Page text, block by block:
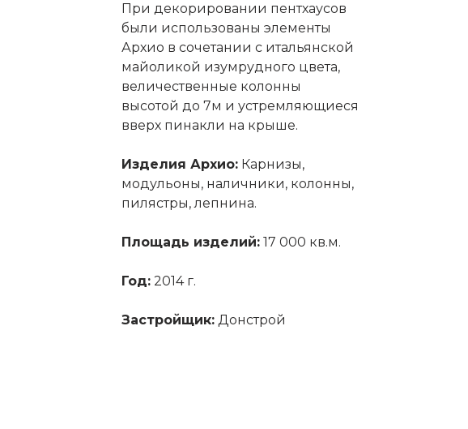
При декорировании пентхаусов
были использованы элементы
Архио в сочетании с итальянской
майоликой изумрудного цвета,
величественные колонны
высотой до 7м и устремляющиеся
вверх пинакли на крыше.
Изделия Архио: Карнизы,
модульоны, наличники, колонны,
пилястры, лепнина.
Площадь изделий: 17 000 кв.м.
Год: 2014 г.
Застройщик: Донстрой